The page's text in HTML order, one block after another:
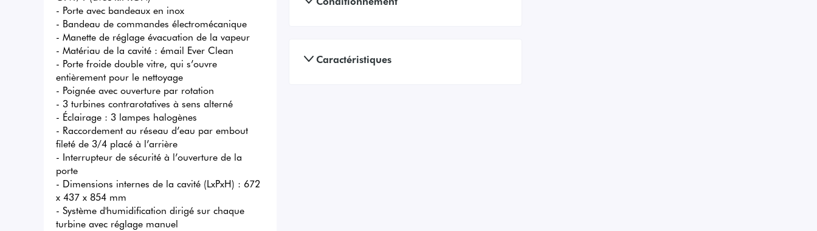
- Porte avec bandeaux en inox
- Bandeau de commandes électromécanique
- Manette de réglage évacuation de la vapeur
- Matériau de la cavité : émail Ever Clean
- Porte froide double vitre, qui s’ouvre
entièrement pour le nettoyage
- Poignée avec ouverture par rotation
- 3 turbines contrarotatives à sens alterné
- Éclairage : 3 lampes halogènes
- Raccordement au réseau d’eau par embout
fileté de 3/4 placé à l’arrière
- Interrupteur de sécurité à l’ouverture de la
porte
- Dimensions internes de la cavité (LxPxH) : 672
x 437 x 854 mm
- Système d'humidification dirigé sur chaque
turbine avec réglage manuel
Caractéristiques